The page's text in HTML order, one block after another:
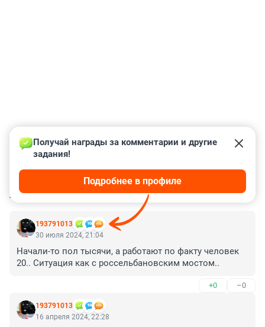
КОММЕНТАРИИ 73
193791013
Получай награды за комментарии и другие
задания!
Подробнее в профиле
30 июля 2024, 21:04
Начали-то пол тысячи, а работают по факту человек
20.. Ситуация как с россельбановским мостом..
+0 –0
193791013
16 апреля 2024, 22:28